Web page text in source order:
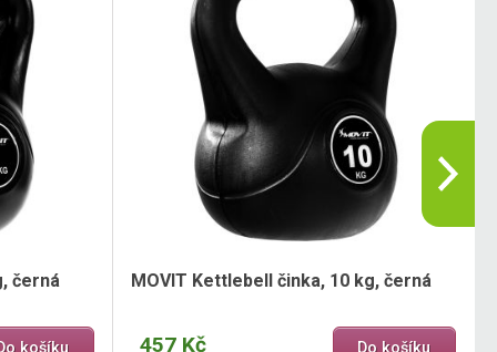
černá
košíku
MOVIT Kettlebell činka, 10 kg, černá
457 Kč Do košíku